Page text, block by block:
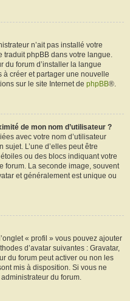
n’ait pas installé votre
traduit phpBB dans votre langue.
du forum d’installer la langue
à créer et partager une nouvelle
sur le site Internet de phpBB®.
de mon nom d’utilisateur ?
avec votre nom d’utilisateur
sujet. L’une d’elles peut être
ou des blocs indiquant votre
forum. La seconde image, souvent
et généralement est unique ou
« profil » vous pouvez ajouter
d’avatar suivantes : Gravatar,
du forum peut activer ou non les
mis à disposition. Si vous ne
du forum.